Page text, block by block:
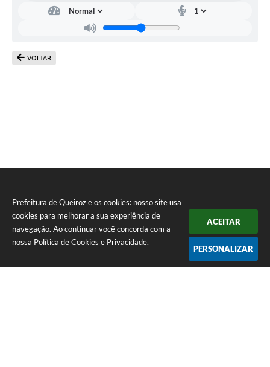
Prefeitura de Queiroz e os cookies: nosso site usa
cookies para melhorar a sua experiência de
navegação. Ao continuar você concorda com a
nossa Política de Cookies e Privacidade.
ACEITAR
PERSONALIZAR
VOLTAR